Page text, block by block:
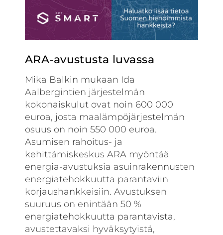
ARA-avustusta luvassa
Mika Balkin mukaan Ida
Aalbergintien järjestelmän
kokonaiskulut ovat noin 600 000
euroa, josta maalämpöjärjestelmän
osuus on noin 550 000 euroa.
Asumisen rahoitus- ja
kehittämiskeskus ARA myöntää
energia-avustuksia asuinrakennusten
energiatehokkuutta parantaviin
korjaushankkeisiin. Avustuksen
suuruus on enintään 50 %
energiatehokkuutta parantavista,
avustettavaksi hyväksytyistä,